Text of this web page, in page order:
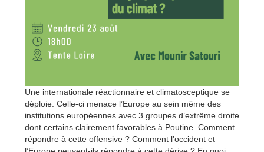
Une internationale réactionnaire et climatosceptique se
déploie. Celle-ci menace l’Europe au sein même des
institutions européennes avec 3 groupes d’extrême droite
dont certains clairement favorables à Poutine. Comment
répondre à cette offensive ? Comment l’occident et